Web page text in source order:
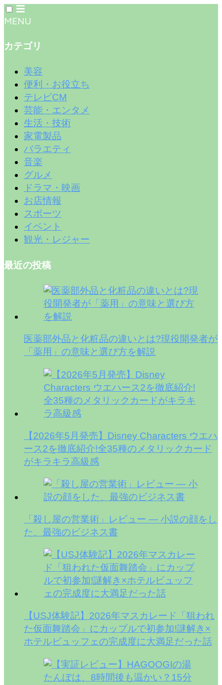
MENU
カテゴリ
美容
便利・お役立ち
テレビCM
芸能・エンタメ
生活・技術
家電製品
バラエティ
音楽
グルメ
ドラマ・映画
お店情報
スポーツ
イベント
観光・レジャー
最近の投稿
医薬部外品と化粧品の違いとは?現役開発者が
「薬用」の意味と選び方を解説
【2026年5月発売】Disney Characters ウエハ
ース2を徹底紹介!全35種のメタリックカード
がキラキラ高級感
「殺し屋の営業術」レビュー — 小説の顔をし
た、最強のビジネス書
【USJ体験記】2026年マスカレード「狙われ
た仮面舞踏会」にカップルで初参加!謎解き×
ホテルビュッフェの完成度に大満足だった話